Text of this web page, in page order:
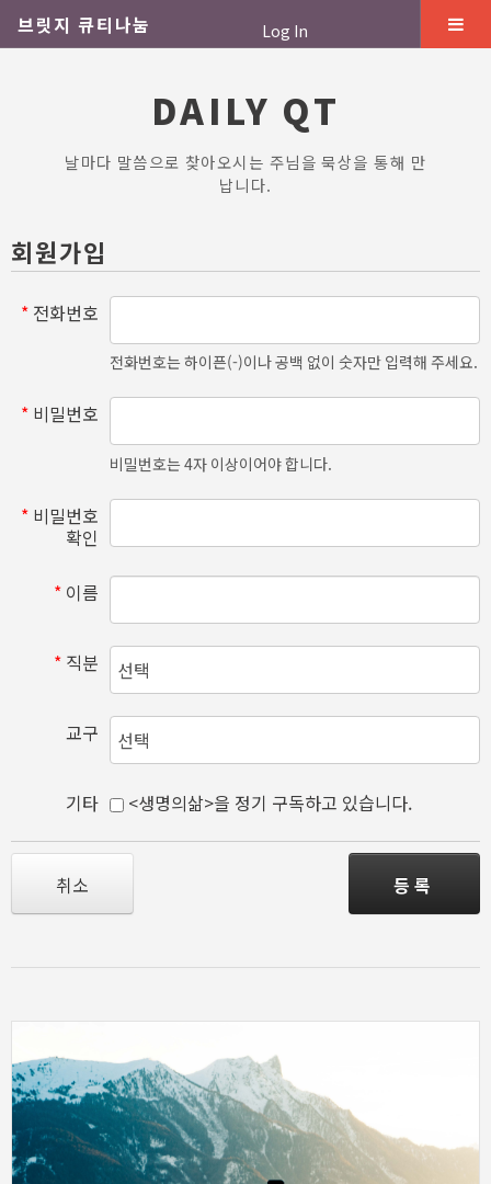
브릿지 큐티나눔 Log In
DAILY QT
날마다 말씀으로 찾아오시는 주님을 묵상을 통해 만
납니다.
회원가입
* 전화번호
전화번호는 하이픈(-)이나 공백 없이 숫자만 입력해 주세요.
*비밀번호
비밀번호는 4자 이상이어야 합니다.
*비밀번호
확인
*이름
*직분
교구
기타 <생명의삶>을 정기 구독하고 있습니다.
취소